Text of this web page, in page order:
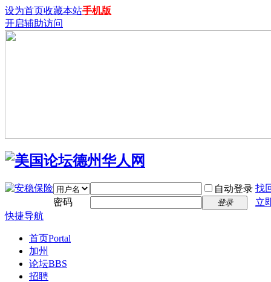
设为首页收藏本站手机版
开启辅助访问
自动登录 找
密码
登录
立
快捷导航
首页Portal
加州
论坛BBS
招聘